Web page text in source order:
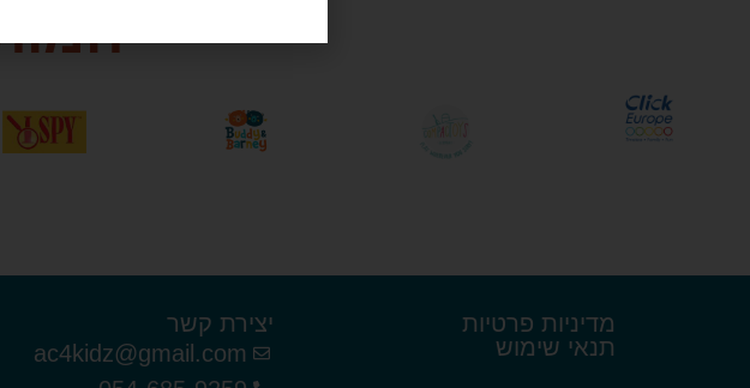
מדיניות פרטיות
תנאי שימוש
יצירת קשר
ac4kidz@gmail.com